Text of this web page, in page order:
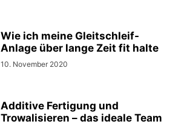
Wie ich meine Gleitschleif-
Anlage über lange Zeit fit halte
10. November 2020
Additive Fertigung und
Trowalisieren – das ideale Team